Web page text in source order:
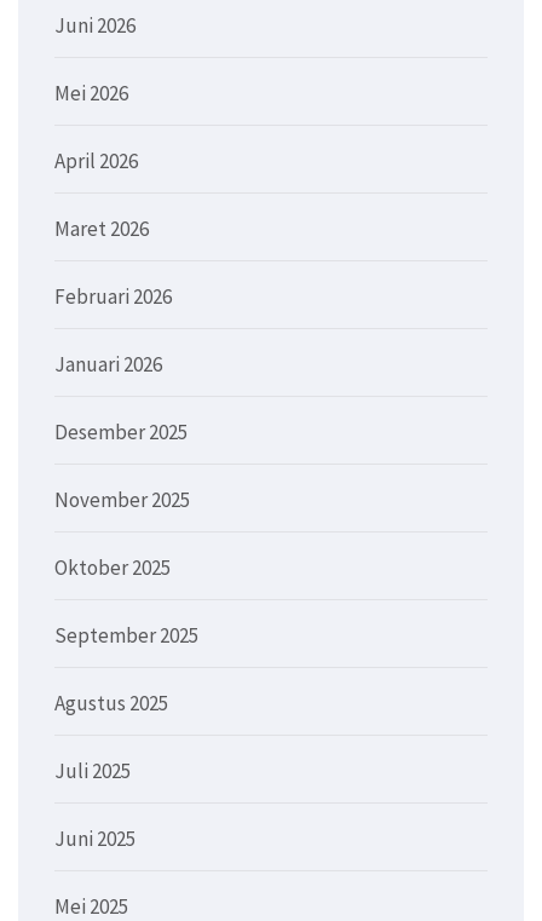
Juni 2026
Mei 2026
April 2026
Maret 2026
Februari 2026
Januari 2026
Desember 2025
November 2025
Oktober 2025
September 2025
Agustus 2025
Juli 2025
Juni 2025
Mei 2025